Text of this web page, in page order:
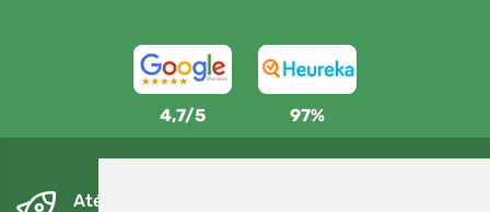
4,7/5 97%
Até ao dia seguinte e sem custos